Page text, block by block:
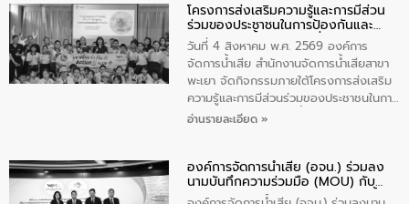
“ชุมชนร่วมใจ น้ำใสยั่งยืน” ได้บรรยายให้
ความรู้เกี่ยวกับการจัดการน้ำเสียและการใช้
ถังดักไขมันให้แก่นักเรียนโรงเรียนวัดบ่อ
(นันทวิทยา) เทศบาลนครปากเกร็ด อำเภอ
ปากเกร็ด จังหวัดนนทบุรี จำนวน 30 คน
โครงการส่งเสริมความรู้และการมีส่วน
ร่วมของประชาชนในการป้องกันและ
แก้ไขปัญหาน้ำเสียอย่างยั่งยืน
วันที่ 4 สิงหาคม พ.ศ. 2569 องค์การ
จัดการน้ำเสีย สำนักงานจัดการน้ำเสียสาขา
พะเยา จัดกิจกรรมภายใต้โครงการส่งเสริม
ความรู้และการมีส่วนร่วมของประชาชนในการ
ป้องกันและแก้ไขปัญหาน้ำเสียอย่างยั่งยืน
ชุมชนและการบำบัดน้ำเสียเบื้องต้น ให้กับ
นักเรียนชั้นประถมศึกษาปีที่ 5 โรงเรียน
อ่านรายละเอียด »
องค์การจัดการน้ำเสีย (อจน.) ร่วมลง
นามบันทึกความร่วมมือ (MOU) กับ
บริษัท จัดการและพัฒนาทรัพยากรน้ำ